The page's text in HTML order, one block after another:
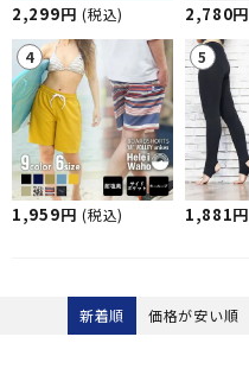
2,299円 (税込) 2,780円
1,959円 (税込) 1,881円
新着順 価格が安い順